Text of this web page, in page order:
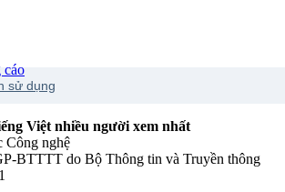
cáo
sử dụng
Việt nhiều người xem nhất
Công nghệ
BTTTT do Bộ Thông tin và Truyền thông